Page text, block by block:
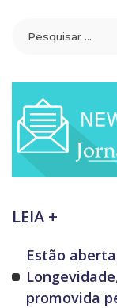
LEIA +
Estão
promovida